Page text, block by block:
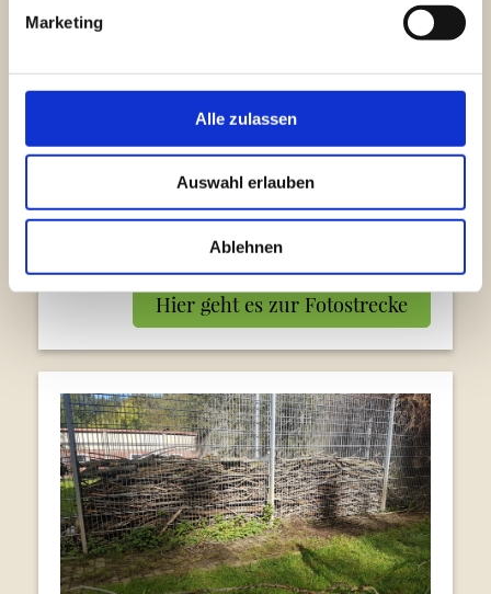
Marketing
Alle zulassen
Auswahl erlauben
Ablehnen
Türdurchbruch & neue Tür zur
Hier geht es zur Fotostrecke